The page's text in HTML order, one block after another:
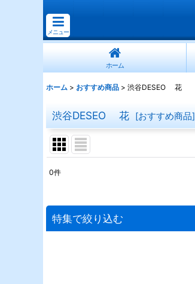
メニュー
ホーム
ホーム > おすすめ商品 > 渋谷DESEO 花
渋谷DESEO 花 [おすすめ商品]
並び順 :
0件
特集で絞り込む